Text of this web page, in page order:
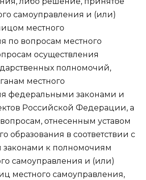
самоуправления и (или)
местного
по вопросам местного
осуществления
полномочий,
местного
федеральными законами и
Российской Федерации, а
отнесенным уставом
образования в соответствии с
к полномочиям
самоуправления и (или)
местного самоуправления,